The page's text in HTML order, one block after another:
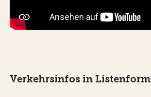
Verkehrsinfos in Listenform